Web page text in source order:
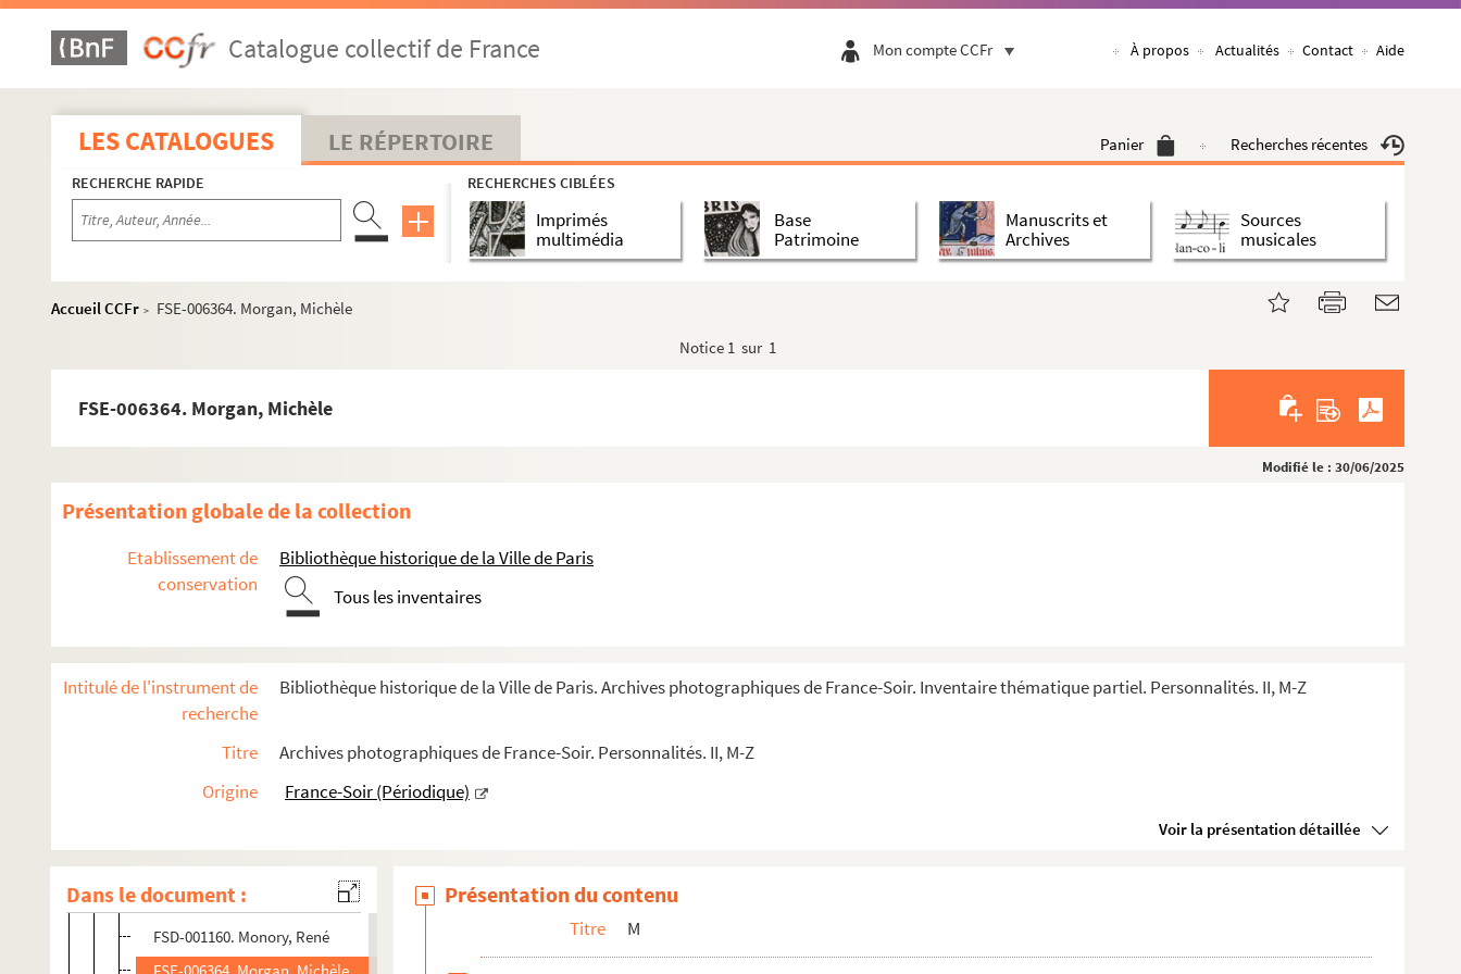
Catalogue collectif de France Mon compte CCFr À propos Actualités Contact Aide
LES CATALOGUES LE RÉPERTOIRE Panier Recherches récentes
RECHERCHE RAPIDE RECHERCHES CIBLÉES
Imprimés
multimédia
Base
Patrimoine
Manuscrits et
Archives
Sources
musicales
Accueil CCFr >
FSE-006364. Morgan, Michèle
Notice 1 sur 1
FSE-006364. Morgan, Michèle
Modifié le : 30/06/2025
Présentation globale de la collection
Etablissement de
conservation
Bibliothèque historique de la Ville de Paris
Tous les inventaires
Intitulé de l'instrument de
recherche
Bibliothèque historique de la Ville de Paris. Archives photographiques de France-Soir. Inventaire thématique partiel. Personnalités. II, M-Z
Titre
Archives photographiques de France-Soir. Personnalités. II, M-Z
Origine
France-Soir (Périodique)
Voir la présentation détaillée
Dans le document :
FSE-006346. Lipkowski, Irène de
FSE-006347. Li Xiannian
FSC-002076. Lustiger, Jean-Marie
FSE-006348. Madelin, Alain
FSC-002077. Mahamane Ousmane
FSE-006349. Maire, Edmond
FSC-002078. Marceau, Sophie
FSC-002080. Martí i Alanis, Joan
FSC-002081. Mattews, John L.
Mauriac, François
FSE-006358. Mayer, Daniel
FSC-002083. Mayor, Federico
FSE-006361. Mercouri, Mélina
Mobutu Sese Seko
Mollet, Guy
FSD-001160. Monory, René
Présentation du contenu
Titre M